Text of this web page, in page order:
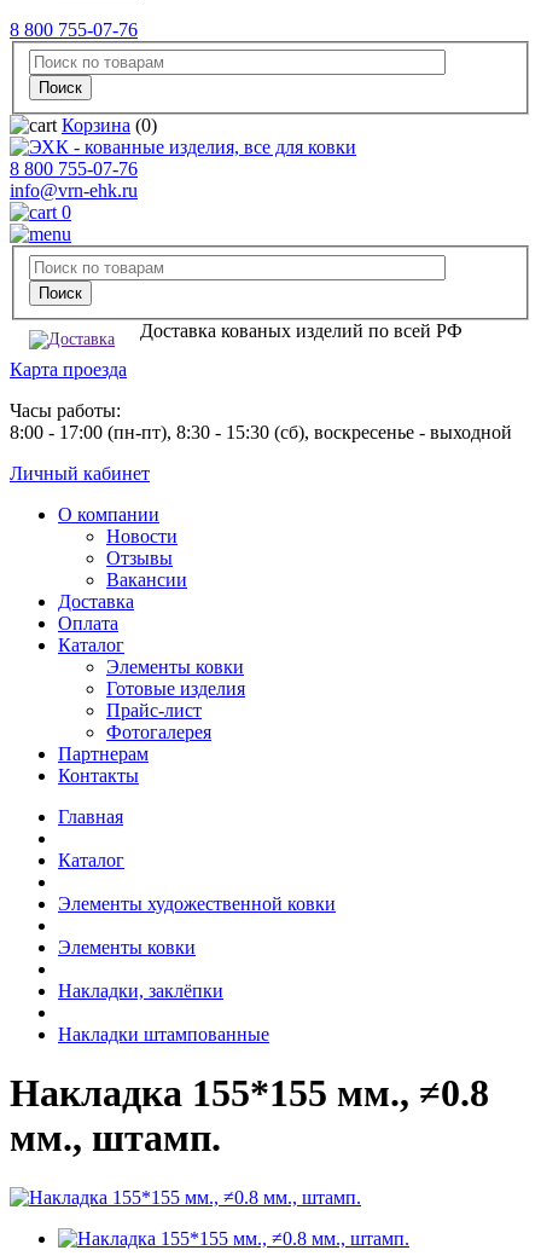
8 800 755-07-76
Корзина (0)
8 800 755-07-76
info@vrn-ehk.ru
0
Доставка кованых изделий по всей РФ
Карта проезда
Часы работы:
8:00 - 17:00 (пн-пт), 8:30 - 15:30 (сб), воскресенье - выходной
Личный кабинет
О компании
Новости
Отзывы
Вакансии
Доставка
Оплата
Каталог
Элементы ковки
Готовые изделия
Прайс-лист
Фотогалерея
Партнерам
Контакты
Главная
Каталог
Элементы художественной ковки
Элементы ковки
Накладки, заклёпки
Накладки штампованные
Накладка 155*155 мм., ≠0.8
мм., штамп.